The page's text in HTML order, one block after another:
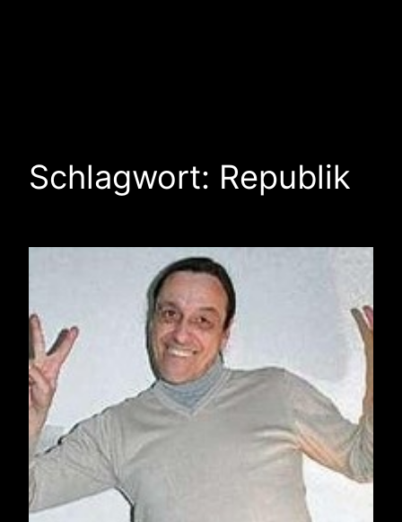
Schlagwort: Republik